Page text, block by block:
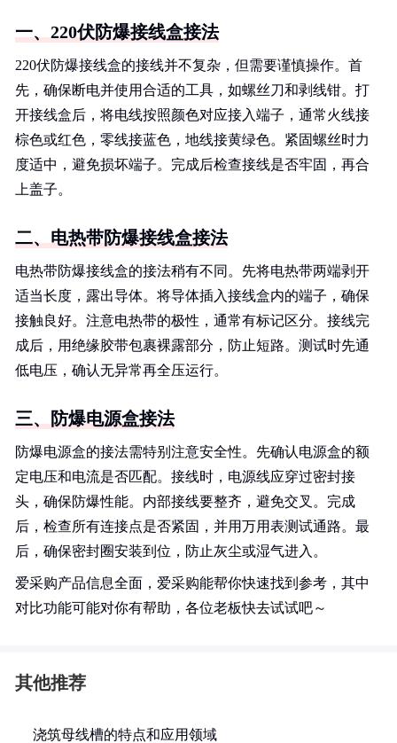
一、220伏防爆接线盒接法
220伏防爆接线盒的接线并不复杂，但需要谨慎操作。首
先，确保断电并使用合适的工具，如螺丝刀和剥线钳。打
开接线盒后，将电线按照颜色对应接入端子，通常火线接
棕色或红色，零线接蓝色，地线接黄绿色。紧固螺丝时力
度适中，避免损坏端子。完成后检查接线是否牢固，再合
上盖子。
二、电热带防爆接线盒接法
电热带防爆接线盒的接法稍有不同。先将电热带两端剥开
适当长度，露出导体。将导体插入接线盒内的端子，确保
接触良好。注意电热带的极性，通常有标记区分。接线完
成后，用绝缘胶带包裹裸露部分，防止短路。测试时先通
低电压，确认无异常再全压运行。
三、防爆电源盒接法
防爆电源盒的接法需特别注意安全性。先确认电源盒的额
定电压和电流是否匹配。接线时，电源线应穿过密封接
头，确保防爆性能。内部接线要整齐，避免交叉。完成
后，检查所有连接点是否紧固，并用万用表测试通路。最
后，确保密封圈安装到位，防止灰尘或湿气进入。
爱采购产品信息全面，爱采购能帮你快速找到参考，其中
对比功能可能对你有帮助，各位老板快去试试吧～
其他推荐
浇筑母线槽的特点和应用领域